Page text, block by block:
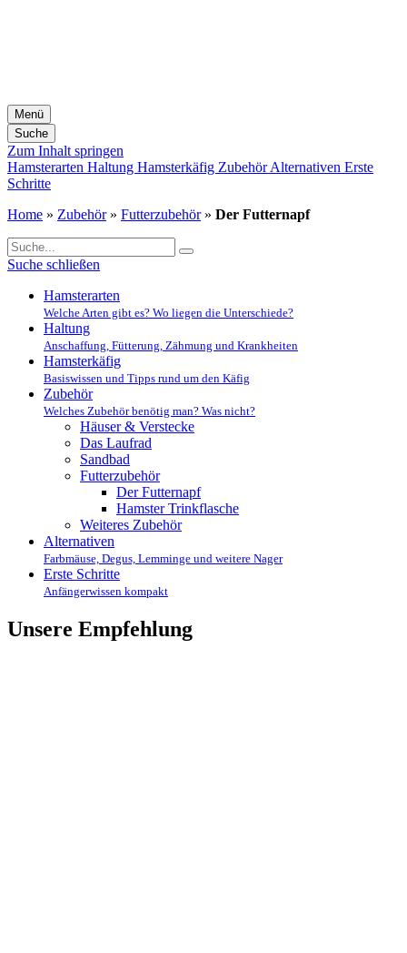
Menü
Suche
Zum Inhalt springen
Hamsterarten Haltung Hamsterkäfig ZubehörAlternativen Erste
Schritte
Home » Zubehör» Futterzubehör» Der Futternapf
Suche schließen
Hamsterarten
Welche Arten gibt es? Wo liegen die Unterschiede?
Haltung
Anschaffung, Fütterung, Zähmung und Krankheiten
Hamsterkäfig
Basiswissen und Tipps rund um den Käfig
Zubehör
Welches Zubehör benötig man? Was nicht?
Häuser & Verstecke
Das Laufrad
Sandbad
Futterzubehör
Der Futternapf
Hamster Trinkflasche
Weiteres Zubehör
Alternativen
Farbmäuse, Degus, Lemminge und weitere Nager
Erste Schritte
Anfängerwissen kompakt
Unsere Empfehlung